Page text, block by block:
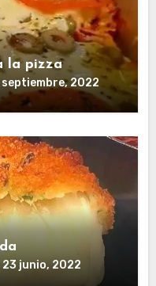
la pizza
septiembre, 2022
23 junio, 2022